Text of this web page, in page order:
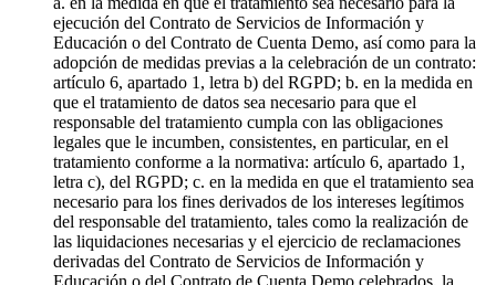
ejecución del Contrato de Servicios de Información y
Educación o del Contrato de Cuenta Demo, así como para la
adopción de medidas previas a la celebración de un contrato:
artículo 6, apartado 1, letra b) del RGPD; b. en la medida en
que el tratamiento de datos sea necesario para que el
responsable del tratamiento cumpla con las obligaciones
legales que le incumben, consistentes, en particular, en el
tratamiento conforme a la normativa: artículo 6, apartado 1,
letra c), del RGPD; c. en la medida en que el tratamiento sea
necesario para los fines derivados de los intereses legítimos
del responsable del tratamiento, tales como la realización de
las liquidaciones necesarias y el ejercicio de reclamaciones
derivadas del Contrato de Servicios de Información y
Educación o del Contrato de Cuenta Demo celebrados, la